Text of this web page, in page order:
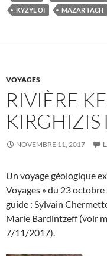
KYZYL OÏ
MAZAR TACH
VOYAGES
RIVIÈRE
NOVEMBRE 11, 2017
Un voyage géologique
Voyages » du 23
guide : Sylvain
Marie Bardintzeff (voir
7/11/2017).